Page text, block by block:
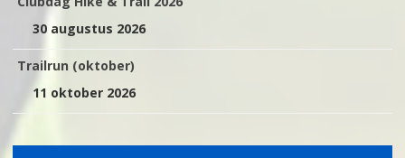
30 augustus 2026
Trailrun (oktober)
11 oktober 2026